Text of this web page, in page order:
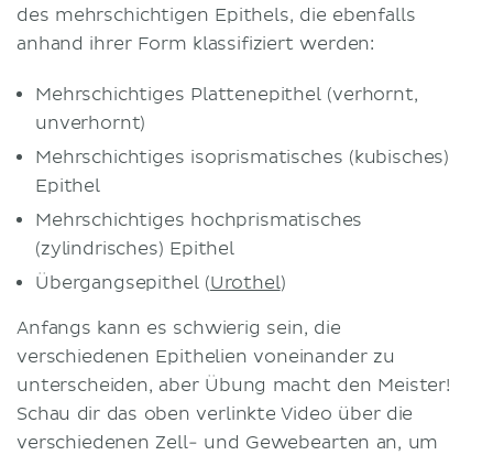
des mehrschichtigen Epithels, die ebenfalls
anhand ihrer Form klassifiziert werden:
Mehrschichtiges Plattenepithel (verhornt,
unverhornt)
Mehrschichtiges isoprismatisches (kubisches)
Epithel
Mehrschichtiges hochprismatisches
(zylindrisches) Epithel
Übergangsepithel (Urothel)
Anfangs kann es schwierig sein, die
verschiedenen Epithelien voneinander zu
unterscheiden, aber Übung macht den Meister!
Schau dir das oben verlinkte Video über die
verschiedenen Zell- und Gewebearten an, um